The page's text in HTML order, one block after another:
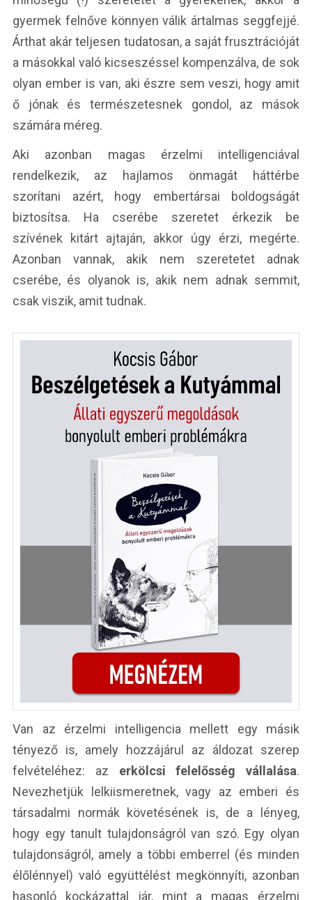
gyermek felnőve könnyen válik ártalmas seggfejjé.
Árthat akár teljesen tudatosan, a saját frusztrációját
a másokkal való kicseszéssel kompenzálva, de sok
olyan ember is van, aki észre sem veszi, hogy amit
ő jónak és természetesnek gondol, az mások
számára méreg.
Aki azonban magas érzelmi intelligenciával
rendelkezik, az hajlamos önmagát háttérbe
szorítani azért, hogy embertársai boldogságát
biztosítsa. Ha cserébe szeretet érkezik be
szívének kitárt ajtaján, akkor úgy érzi, megérte.
Azonban vannak, akik nem szeretetet adnak
cserébe, és olyanok is, akik nem adnak semmit,
csak viszik, amit tudnak.
Van az érzelmi intelligencia mellett egy másik
tényező is, amely hozzájárul az áldozat szerep
felvételéhez: az erkölcsi felelősség vállalása.
Nevezhetjük lelkiismeretnek, vagy az emberi és
társadalmi normák követésének is, de a lényeg,
hogy egy tanult tulajdonságról van szó. Egy olyan
tulajdonságról, amely a többi emberrel (és minden
élőlénnyel) való együttélést megkönnyíti, azonban
hasonló kockázattal jár, mint a magas érzelmi